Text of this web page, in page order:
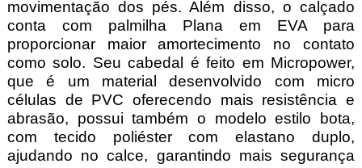
movimentação dos pés. Além disso, o calçado
conta com palmilha Plana em EVA para
proporcionar maior amortecimento no contato
como solo. Seu cabedal é feito em Micropower,
que é um material desenvolvido com micro
células de PVC oferecendo mais resistência e
abrasão, possui também o modelo estilo bota,
com tecido poliéster com elastano duplo,
ajudando no calce, garantindo mais segurança